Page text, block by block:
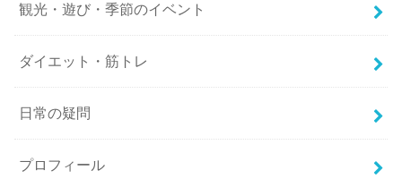
観光・遊び・季節のイベント
ダイエット・筋トレ
日常の疑問
プロフィール